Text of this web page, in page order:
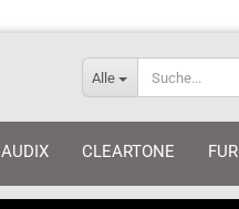
Alle
AUDIX CLEARTONE